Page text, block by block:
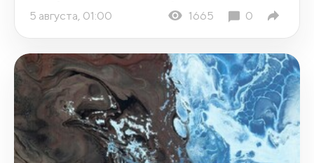
5 августа, 01:00 1665 0